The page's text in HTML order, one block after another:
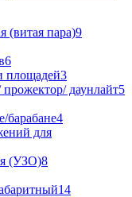
(витая пара)9
6
площадей3
даунлайт5
барабане4
для
(УЗО)8
14